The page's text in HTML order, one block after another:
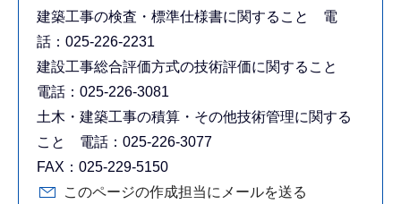
建築工事の検査・標準仕様書に関すること 電
話：025-226-2231
建設工事総合評価方式の技術評価に関すること
電話：025-226-3081
土木・建築工事の積算・その他技術管理に関する
こと 電話：025-226-3077
FAX：025-229-5150
このページの作成担当にメールを送る